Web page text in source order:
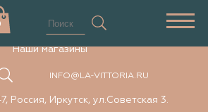
Наши магазины
INFO@LA-VITTORIA.RU
Россия, Иркутск, ул.Советская 3.